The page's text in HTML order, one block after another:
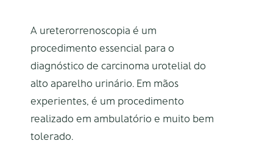
A ureterorrenoscopia é um
procedimento essencial para o
diagnóstico de carcinoma urotelial do
alto aparelho urinário. Em mãos
experientes, é um procedimento
realizado em ambulatório e muito bem
tolerado.